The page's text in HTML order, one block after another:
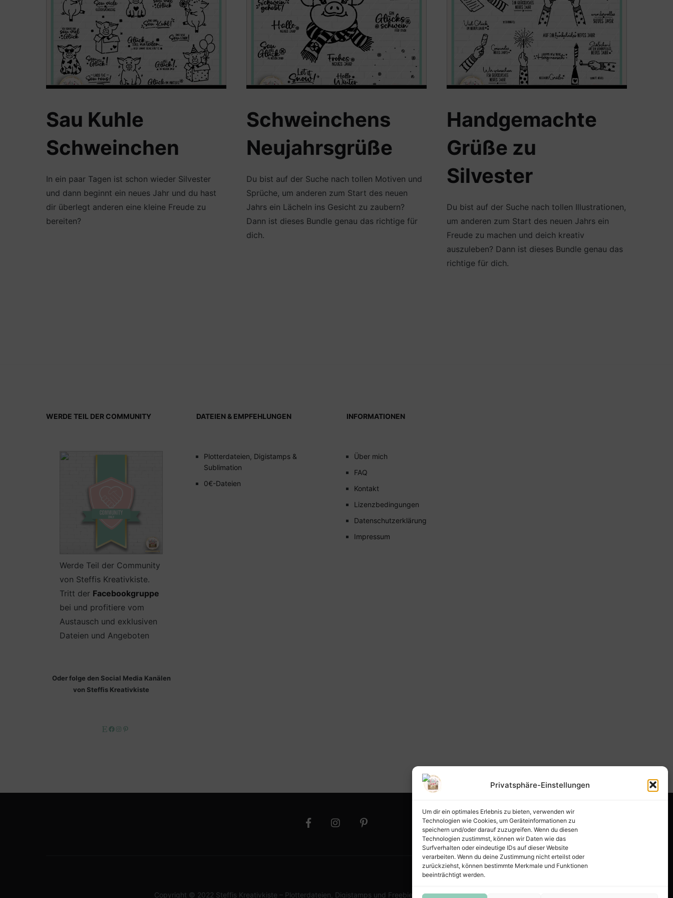
Privatsphäre-Einstellungen
Um dir ein optimales Erlebnis zu bieten, verwenden wir
Technologien wie Cookies, um Geräteinformationen zu
speichern und/oder darauf zuzugreifen. Wenn du diesen
Technologien zustimmst, können wir Daten wie das
Surfverhalten oder eindeutige IDs auf dieser Website
verarbeiten. Wenn du deine Zustimmung nicht erteilst oder
zurückziehst, können bestimmte Merkmale und Funktionen
beeinträchtigt werden.
Sau Kuhle
Schweinchen
In ein paar Tagen ist schon wieder Silvester
und dann beginnt ein neues Jahr und du hast
dir überlegt anderen eine kleine Freude zu
bereiten?
Schweinchens
Neujahrsgrüße
Du bist auf der Suche nach tollen Motiven und
Sprüche, um anderen zum Start des neuen
Jahrs ein Lächeln ins Gesicht zu zaubern?
Dann ist dieses Bundle genau das richtige für
dich.
Handgemachte
Grüße zu
Silvester
Du bist auf der Suche nach tollen Illustrationen,
um anderen zum Start des neuen Jahrs ein
Freude zu machen und deich kreativ
auszuleben? Dann ist dieses Bundle genau das
richtige für dich.
WERDE TEIL DER COMMUNITY
Werde Teil der Community
von Steffis Kreativkiste.
Tritt der Facebookgruppe
bei und profitiere vom
Austausch und exklusiven
Dateien und Angeboten
Oder folge den Social Media Kanälen
von Steffis Kreativkiste
EtsyFacebook
Instagram
DATEIEN & EMPFEHLUNGEN
Plotterdateien, Digistamps &
Sublimation
0€-Dateien
INFORMATIONEN
Über mich
FAQ
Kontakt
Lizenzbedingungen
Datenschutzerklärung
Impressum
Copyright © 2022 Steffis Kreativkiste – Plotterdateien, Digistamps und Freebies in SVG, PNG, DXF, EPS & PDF